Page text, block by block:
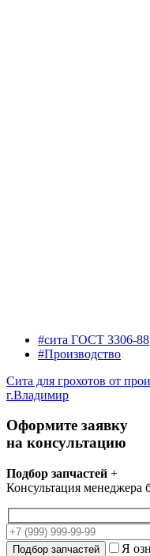
#сита ГОСТ 3306-88
#Производство
Сита для грохотов от
г.Владимир
Оформите заявку
на консультацию
Подбор запчастей +
Консультация менеджера
Я